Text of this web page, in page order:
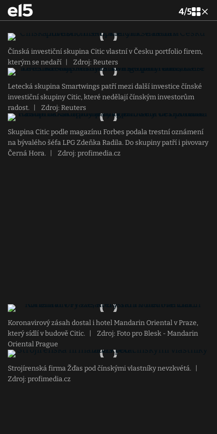
4/5
Čínská investiční skupina Citic vlastní v Česku portfolio firem,
kterým se nedaří
Zdroj: Reuters
Letecká skupina Smartwings patří mezi další investice čínské
investiční skupiny Citic, které nedělají čínským investorům
radost.
Zdroj: Reuters
Skupina Citic podle magazínu Forbes podala trestní oznámení
na bývalého šéfa LPG Zdeňka Radila. Do skupiny patří i pivovary
Černá Hora.
Zdroj: profimedia.cz
Koronavirový zásah dostal i hotel Mandarin Oriental v Praze,
který sídlí v budově Citic.
Zdroj: Foto pro Blesk - Mandarin
Oriental Prague
Strojírenská firma Žďas pod čínskými vlastníky nevzkvétá.
Zdroj: profimedia.cz